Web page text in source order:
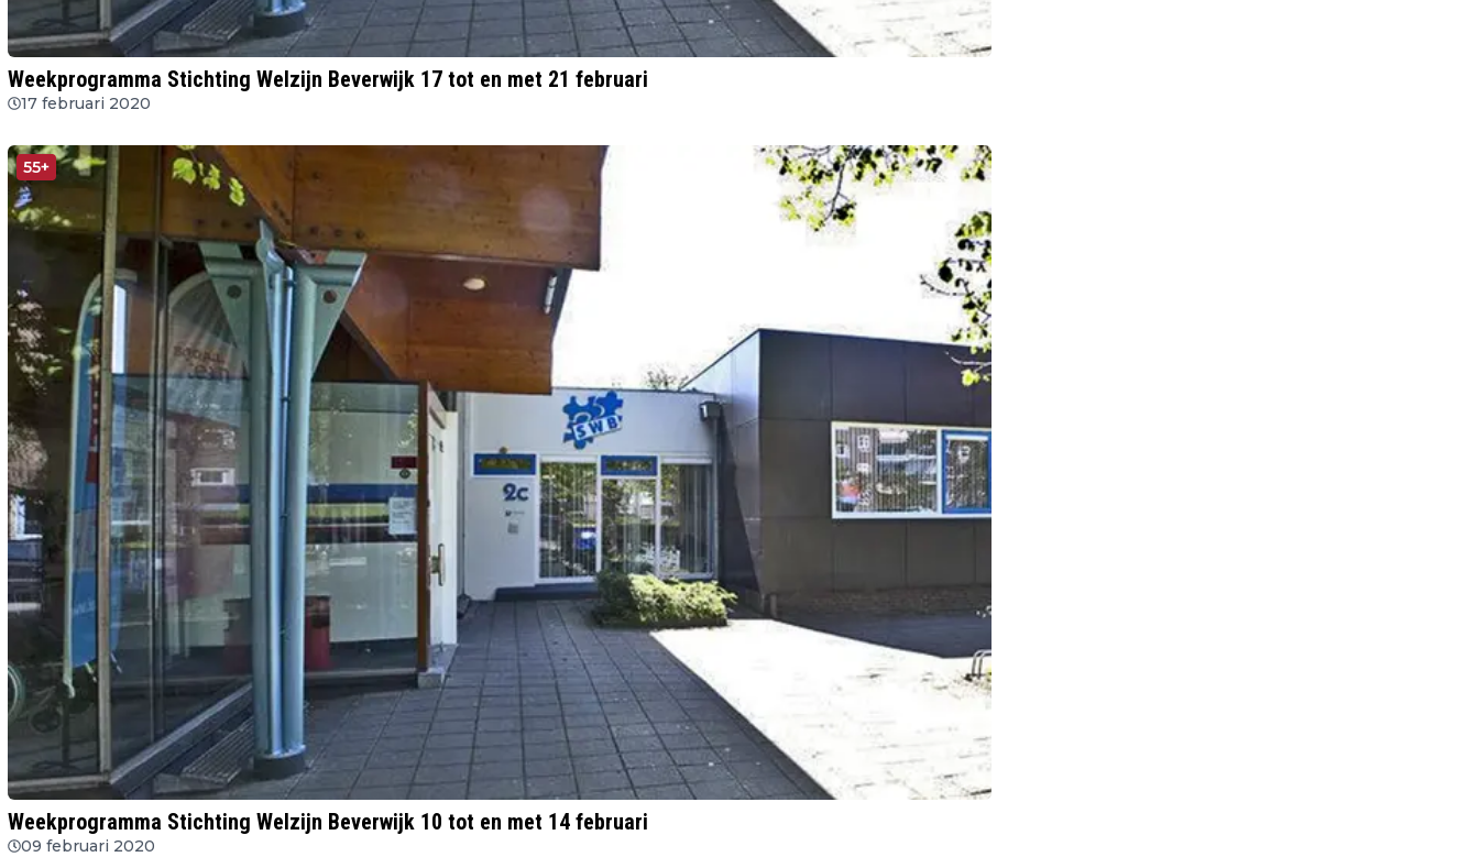
Weekprogramma Stichting Welzijn Beverwijk 17 tot en met 21 februari
17 februari 2020
55+
Weekprogramma Stichting Welzijn Beverwijk 10 tot en met 14 februari
09 februari 2020